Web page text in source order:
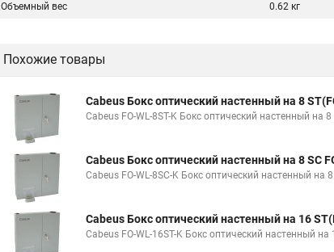
Объемный вес 0.62 кг
Похожие товары
Cabeus Бокс оптический настенный на 8
Cabeus FO-WL-8ST-K Бокс оптический настенный на
Cabeus Бокс оптический настенный на 8 SC
Cabeus FO-WL-8SC-K Бокс оптический настенный
Cabeus Бокс оптический настенный на 16
Cabeus FO-WL-16ST-K Бокс оптический настенный